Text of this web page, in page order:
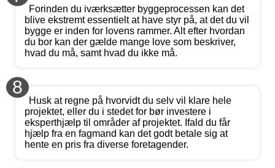
Forinden du iværksætter byggeprocessen kan det
blive ekstremt essentielt at have styr på, at det du vil
bygge er inden for lovens rammer. Alt efter hvordan
du bor kan der gælde mange love som beskriver,
hvad du må, samt hvad du ikke må.
8
Husk at regne på hvorvidt du selv vil klare hele
projektet, eller du i stedet for bør investere i
eksperthjælp til områder af projektet. Ifald du får
hjælp fra en fagmand kan det godt betale sig at
hente en pris fra diverse foretagender.